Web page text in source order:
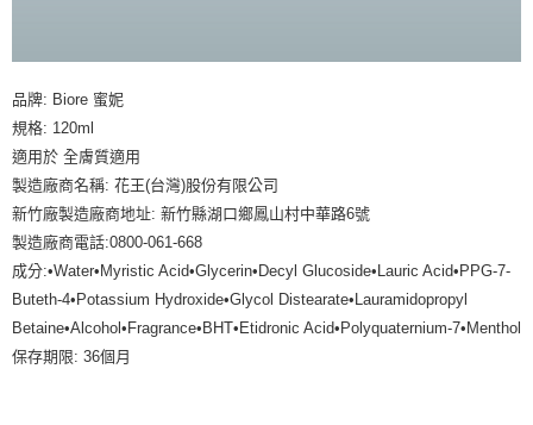
品牌: Biore 蜜妮
規格: 120ml
適用於 全膚質適用
製造廠商名稱: 花王(台灣)股份有限公司
新竹廠製造廠商地址: 新竹縣湖口鄉鳳山村中華路6號
製造廠商電話:0800-061-668
成分:•Water•Myristic Acid•Glycerin•Decyl Glucoside•Lauric Acid•PPG-7-
Buteth-4•Potassium Hydroxide•Glycol Distearate•Lauramidopropyl
Betaine•Alcohol•Fragrance•BHT•Etidronic Acid•Polyquaternium-7•Menthol
保存期限: 36個月